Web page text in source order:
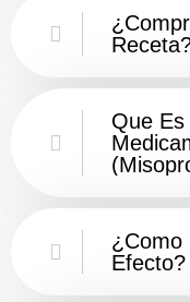
Que Es
¿Como
Efecto?